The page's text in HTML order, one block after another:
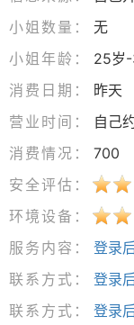
小姐数量：
无
小姐年龄：
25岁
消费日期：
昨天
营业时间：
自己
消费情况：
700
安全评估：
环境设备：
服务内容：
登录
联系方式：
登录
联系方式：
登录